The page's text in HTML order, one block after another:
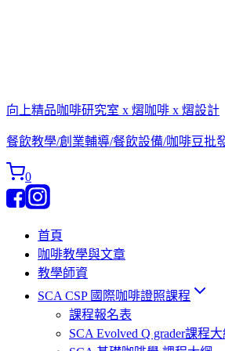
向上精品咖啡研究室 x 熠咖啡 x 熠設計
餐飲教學/創業輔導/餐飲設備/咖啡豆批
0
首頁
咖啡教學與文章
教學師資
SCA CSP 國際咖啡證照課程
課程報名表
SCA Evolved Q grader課程大